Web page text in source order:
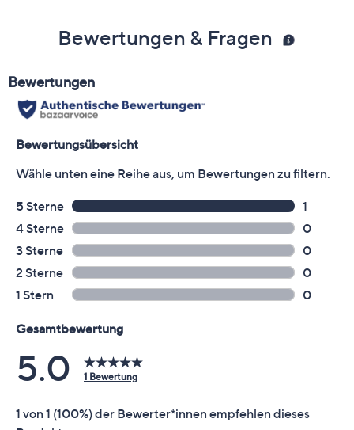
Bewertungen & Fragen